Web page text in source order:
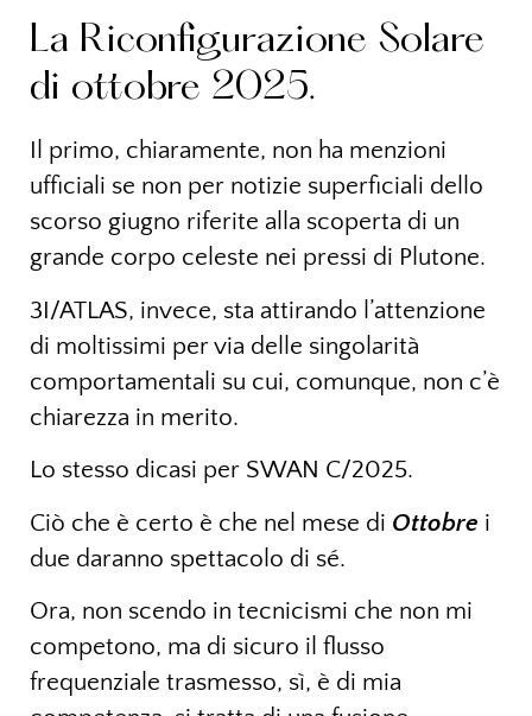
La Riconfigurazione Solare
di ottobre 2025.
Il primo, chiaramente, non ha menzioni
ufficiali se non per notizie superficiali dello
scorso giugno riferite alla scoperta di un
grande corpo celeste nei pressi di Plutone.
3I/ATLAS, invece, sta attirando l’attenzione
di moltissimi per via delle singolarità
comportamentali su cui, comunque, non c’è
chiarezza in merito.
Lo stesso dicasi per SWAN C/2025.
Ciò che è certo è che nel mese di Ottobre i
due daranno spettacolo di sé.
Ora, non scendo in tecnicismi che non mi
competono, ma di sicuro il flusso
frequenziale trasmesso, sì, è di mia